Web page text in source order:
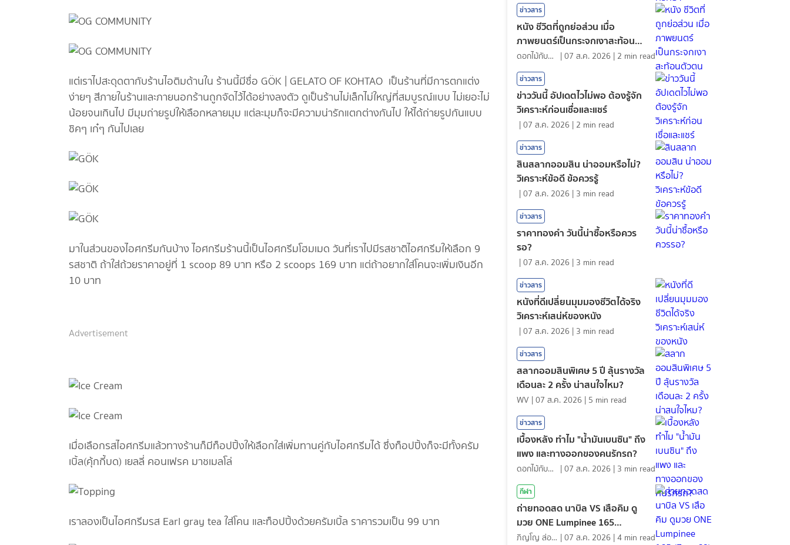
แต่เราไปสะดุดตากับร้านไอติมด้านใน ร้านนี้มีชื่อ GÖK | GELATO OF KOHTAO เป็นร้านที่มีการตกแต่ง
ง่ายๆ สีภายในร้านและภายนอกร้านถูกจัดไว้ได้อย่างลงตัว ดูเป็นร้านไม่เล็กไม่ใหญ่ที่สมบูรณ์แบบ ไม่เยอะไม่
น้อยจนเกินไป มีมุมถ่ายรูปให้เลือกหลายมุม แต่ละมุมก็จะมีความน่ารักแตกต่างกันไป ให้ได้ถ่ายรูปกันแบบ
ชิคๆ เก๋ๆ กันไปเลย
มาในส่วนของไอศกรีมกันบ้าง ไอศกรีมร้านนี้เป็นไอศกรีมโฮมเมด วันที่เราไปมีรสชาติไอศกรีมให้เลือก 9
รสชาติ ถ้าใส่ถ้วยราคาอยู่ที่ 1 scoop 89 บาท หรือ 2 scoops 169 บาท แต่ถ้าอยากใส่โคนจะเพิ่มเงินอีก
10 บาท
Advertisement
เมื่อเลือกรสไอศกรีมแล้วทางร้านก็มีท็อปปิ้งให้เลือกใส่เพิ่มทานคู่กับไอศกรีมได้ ซึ่งท็อปปิ้งก็จะมีทั้งครัม
เบิ้ล(คุ้กกี้บด) เยลลี่ คอนเฟรค มาชเมลโล่
เราลองเป็นไอศกรีมรส Earl gray tea ใส่โคน และท็อปปิ้งด้วยครัมเบิ้ล ราคารวมเป็น 99 บาท
ข่าวสาร
หนัง ชีวิตที่ถูกย่อส่วน เมื่อ
ภาพยนตร์เป็นกระจกเงาสะท้อนตัว
ตน
ดอกไม้กับสายน้ำ |07 ส.ค. 2026 | 2 min read
ข่าวสาร
ข่าววันนี้ อัปเดตไวไม่พอ ต้องรู้จัก
วิเคราะห์ก่อนเชื่อและแชร์
|07 ส.ค. 2026 | 2 min read
ข่าวสาร
สินสลากออมสิน น่าออมหรือไม่?
วิเคราะห์ข้อดี ข้อควรรู้
|07 ส.ค. 2026 | 3 min read
ข่าวสาร
ราคาทองคํา วันนี้น่าซื้อหรือควร
รอ?
|07 ส.ค. 2026 | 3 min read
ข่าวสาร
หนังที่ดีเปลี่ยนมุมมองชีวิตได้จริง
วิเคราะห์เสน่ห์ของหนัง
|07 ส.ค. 2026 | 3 min read
ข่าวสาร
สลากออมสินพิเศษ 5 ปี ลุ้นรางวัล
เดือนละ 2 ครั้ง น่าสนใจไหม?
WV |07 ส.ค. 2026 | 5 min read
ข่าวสาร
เบื้องหลัง ทำไม "น้ำมันเบนซิน" ถึง
แพง และทางออกของคนรักรถ?
ดอกไม้กับสายน้ำ |07 ส.ค. 2026 | 3 min read
กีฬา
ถ่ายทอดสด นาบิล VS เสือคิม ดู
มวย ONE Lumpinee 165
(7ส.ค.69)ภิญโญ ส่องแสง |07 ส.ค. 2026 |4 min read